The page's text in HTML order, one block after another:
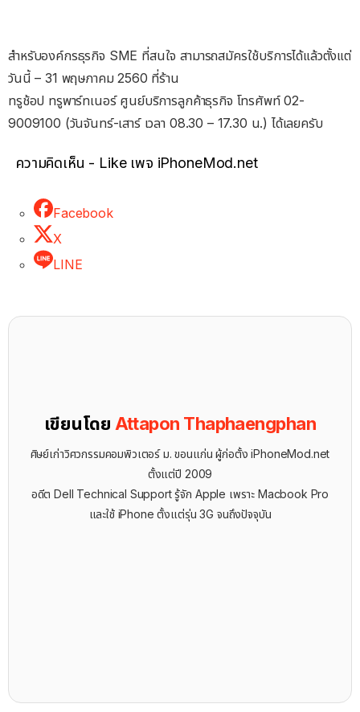
สำหรับองค์กรธุรกิจ SME ที่สนใจ สามารถสมัครใช้บริการได้แล้วตั้งแต่
วันนี้ – 31 พฤษภาคม 2560 ที่ร้าน
ทรูช้อป ทรูพาร์ทเนอร์ ศูนย์บริการลูกค้าธุรกิจ โทรศัพท์ 02-
9009100 (วันจันทร์-เสาร์ เวลา 08.30 – 17.30 น.) ได้เลยครับ
ความคิดเห็น - Like เพจ iPhoneMod.net
Facebook
X
LINE
เขียนโดย Attapon Thaphaengphan
ศิษย์เก่าวิศวกรรมคอมพิวเตอร์ ม. ขอนแก่น ผู้ก่อตั้ง iPhoneMod.net
ตั้งแต่ปี 2009
อดีต Dell Technical Support รู้จัก ​Apple เพราะ Macbook Pro
และใช้ iPhone ตั้งแต่รุ่น 3G จนถึงปัจจุบัน